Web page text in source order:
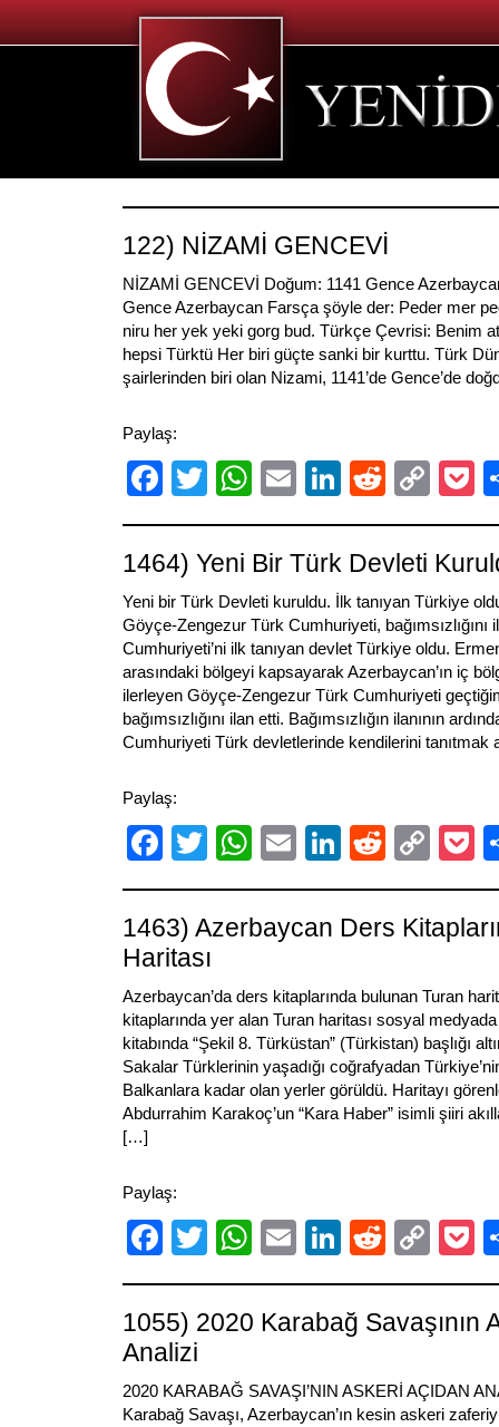
122) NİZAMİ GENCEVİ
NİZAMİ GENCEVİ Doğum: 1141 Gence
Gence Azerbaycan Farsça şöyle der: Peder mer
niru her yek yeki gorg bud. Türkçe Çevrisi: Benim
hepsi Türktü Her biri güçte sanki bir kurttu. Türk
şairlerinden biri olan Nizami, 1141’de Gence’de
Paylaş:
Facebook
TwitterWhatsApp
EmailLinkedIn
Reddit
Link
1464) Yeni Bir Türk Devleti
Yeni bir Türk Devleti kuruldu. İlk tanıyan Türkiye
Göyçe-Zengezur Türk Cumhuriyeti, bağımsızlığını
Cumhuriyeti’ni ilk tanıyan devlet Türkiye oldu.
arasındaki bölgeyi kapsayarak Azerbaycan’ın iç
ilerleyen Göyçe-Zengezur Türk Cumhuriyeti
bağımsızlığını ilan etti. Bağımsızlığın ilanının
Cumhuriyeti Türk devletlerinde kendilerini tanıtmak
Paylaş:
Facebook
TwitterWhatsApp
EmailLinkedIn
Reddit
Link
1463) Azerbaycan Ders
Haritası
Azerbaycan’da ders kitaplarında bulunan Turan
kitaplarında yer alan Turan haritası sosyal
kitabında “Şekil 8. Türküstan” (Türkistan) başlığı
Sakalar Türklerinin yaşadığı coğrafyadan
Balkanlara kadar olan yerler görüldü. Haritayı
Abdurrahim Karakoç’un “Kara Haber” isimli şiiri
[…]
Paylaş:
Facebook
TwitterWhatsApp
EmailLinkedIn
Reddit
Link
1055) 2020 Karabağ Savaşının
Analizi
2020 KARABAĞ SAVAŞI’NIN ASKERİ AÇIDAN
Karabağ Savaşı, Azerbaycan’ın kesin askeri